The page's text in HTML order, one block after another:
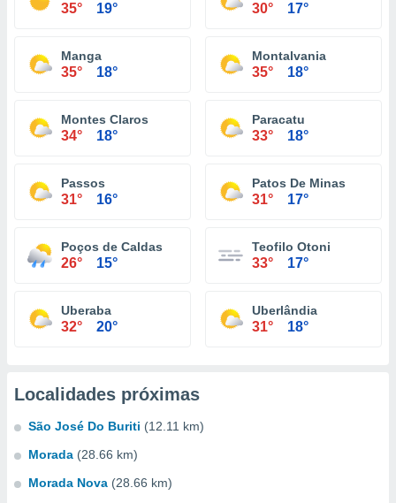
35° 19° 30° 17°
Manga
35° 18°
Montalvania
35° 18°
Montes Claros
34° 18°
Paracatu
33° 18°
Passos
31° 16°
Patos De Minas
31° 17°
Poços de Caldas
26° 15°
Teofilo Otoni
33° 17°
Uberaba
32° 20°
Uberlândia
31° 18°
Localidades próximas
São José Do Buriti (12.11 km)
Morada (28.66 km)
Morada Nova (28.66 km)